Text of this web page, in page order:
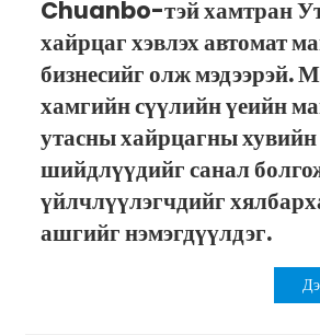
Chuanbo-тэй хамтран
хайрцаг хэвлэх автомат
бизнесийг олж мэдээрэй.
хамгийн сүүлийн үеийн
утасны хайрцагны хувийн
шийдлүүдийг санал
үйлчлүүлэгчдийг
ашгийг нэмэгдүүлдэг.